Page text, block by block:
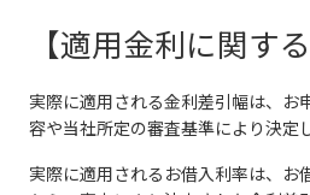
【適用金利に関す
実際に適用される金利差引幅は、お
容や当社所定の審査基準により決定
実際に適用されるお借入利率は、お